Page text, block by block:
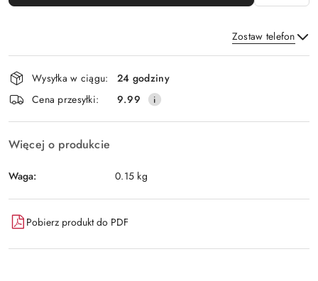
Zostaw telefon
Wyślij
Dostępność
i
dostawa
Wysyłka w ciągu:
24 godziny
Cena przesyłki:
9.99
Więcej o produkcie
Waga: 0.15 kg
Pobierz produkt do PDF